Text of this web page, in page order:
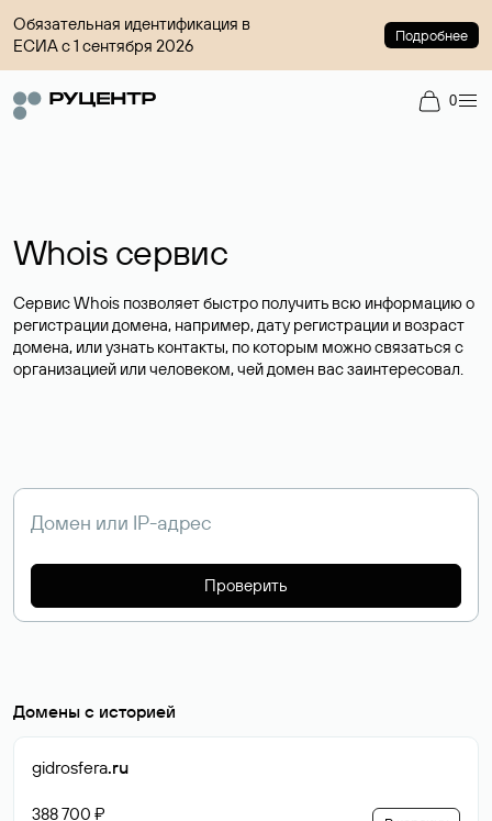
Обязательная идентификация в
ЕСИА с 1 сентября 2026
Подробнее
0
Whois сервис
Сервис Whois позволяет быстро получить всю информацию о
регистрации домена, например, дату регистрации и возраст
домена, или узнать контакты, по которым можно связаться с
организацией или человеком, чей домен вас заинтересовал.
Проверить
Домены с историей
gidrosfera.ru
388 700 ₽